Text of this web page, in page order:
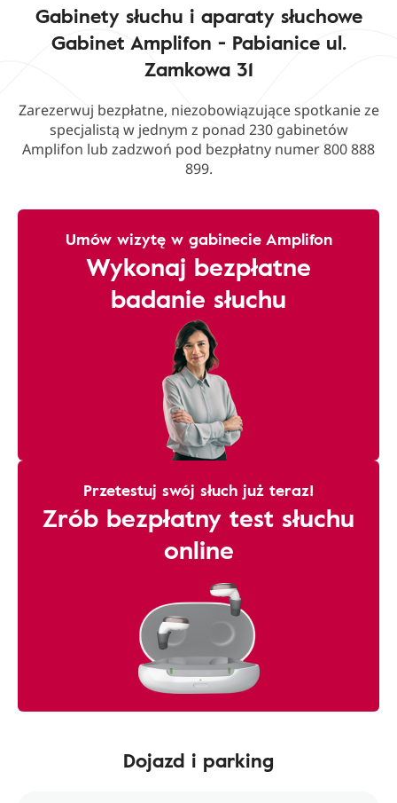
Gabinety słuchu i aparaty słuchowe
Gabinet Amplifon - Pabianice ul.
Zamkowa 31
Zarezerwuj bezpłatne, niezobowiązujące spotkanie ze
specjalistą w jednym z ponad 230 gabinetów
Amplifon lub zadzwoń pod bezpłatny numer 800 888
899.
Umów wizytę w gabinecie Amplifon
Wykonaj bezpłatne
badanie słuchu
Przetestuj swój słuch już teraz!
Zrób bezpłatny test słuchu
online
Dojazd i parking